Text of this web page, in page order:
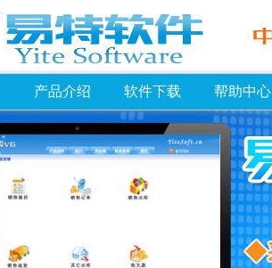
产品介绍 软件下载 帮助中心